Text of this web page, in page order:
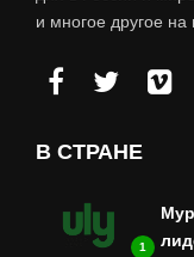
и многое другое на
В СТРАНЕ
1